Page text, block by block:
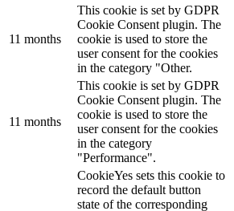
11 months
This cookie is set by GDPR
Cookie Consent plugin. The
cookie is used to store the
user consent for the cookies
in the category "Other.
11 months
This cookie is set by GDPR
Cookie Consent plugin. The
cookie is used to store the
user consent for the cookies
in the category
"Performance".
CookieYes sets this cookie to
record the default button
state of the corresponding